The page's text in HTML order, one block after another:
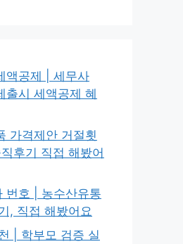
액공제 | 세무사
출시 세액공제 혜
가격제안 거절횟
후기 직접 해봤어
번호 | 농수산유통
, 직접 해봤어요
| 학부모 검증 실